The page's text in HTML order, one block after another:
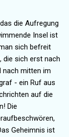
die Aufregung
Insel ist
sich befreit
die sich erst nach
nach mitten im
- ein Ruf aus
auf die
Die
Geheimnis ist